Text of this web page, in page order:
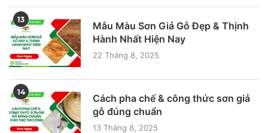
13
Mẫu Màu Sơn Giả Gỗ Đẹp & Thịnh
Hành Nhất Hiện Nay
22 Tháng 8, 2025
14
Cách pha chế & công thức sơn giả
gỗ đúng chuẩn
13 Tháng 8, 2025